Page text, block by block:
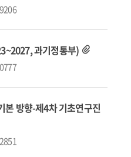
과기정통부)
본 방향-제4차 기초연구진